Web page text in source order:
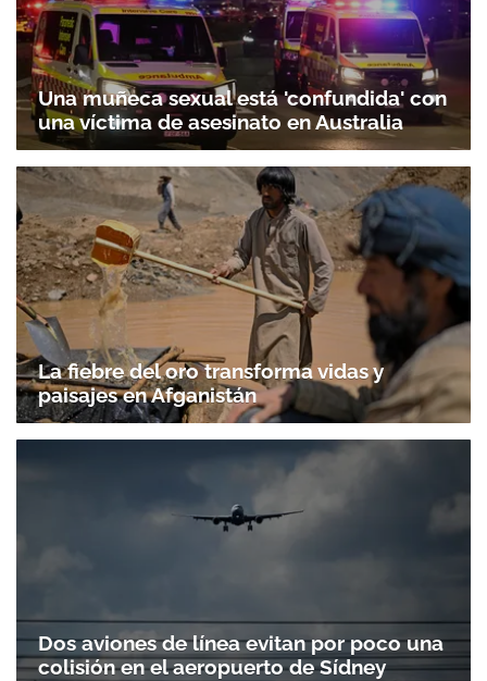
Una muñeca sexual está 'confundida' con
una víctima de asesinato en Australia
La fiebre del oro transforma vidas y
paisajes en Afganistán
Dos aviones de línea evitan por poco una
colisión en el aeropuerto de Sídney